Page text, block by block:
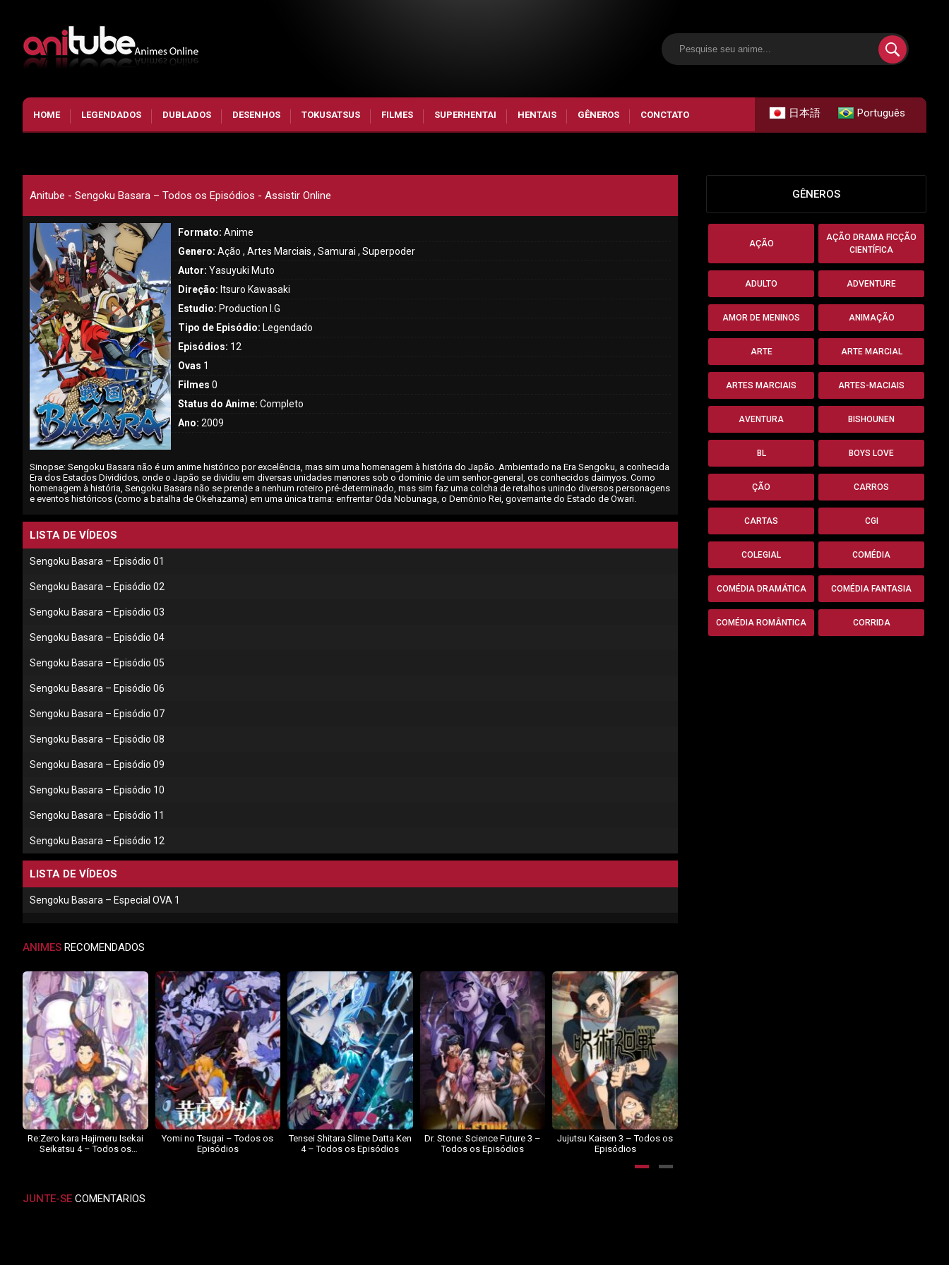
HOME LEGENDADOS DUBLADOS DESENHOS TOKUSATSUS FILMES SUPERHENTAI HENTAIS GÊNEROS CONCTATO 日本語 Português
Anitube - Sengoku Basara – Todos os Episódios - Assistir Online
Formato: Anime
Genero: Ação , Artes Marciais , Samurai , Superpoder
Autor: Yasuyuki Muto
Direção: Itsuro Kawasaki
Estudio: Production I.G
Tipo de Episódio: Legendado
Episódios: 12
Ovas 1
Filmes 0
Status do Anime: Completo
Ano: 2009
Sinopse: Sengoku Basara não é um anime histórico por excelência, mas sim uma homenagem à história do Japão. Ambientado na Era Sengoku, a conhecida
Era dos Estados Divididos, onde o Japão se dividiu em diversas unidades menores sob o domínio de um senhor-general, os conhecidos daimyos. Como
homenagem à história, Sengoku Basara não se prende a nenhum roteiro pré-determinado, mas sim faz uma colcha de retalhos unindo diversos personagens
e eventos históricos (como a batalha de Okehazama) em uma única trama: enfrentar Oda Nobunaga, o Demônio Rei, governante do Estado de Owari.
LISTA DE VÍDEOS
Sengoku Basara – Episódio 01
Sengoku Basara – Episódio 02
Sengoku Basara – Episódio 03
Sengoku Basara – Episódio 04
Sengoku Basara – Episódio 05
Sengoku Basara – Episódio 06
Sengoku Basara – Episódio 07
Sengoku Basara – Episódio 08
Sengoku Basara – Episódio 09
Sengoku Basara – Episódio 10
Sengoku Basara – Episódio 11
Sengoku Basara – Episódio 12
LISTA DE VÍDEOS
Sengoku Basara – Especial OVA 1
ANIMES RECOMENDADOS
Re:Zero kara Hajimeru Isekai
Seikatsu 4 – Todos os
Yomi no Tsugai – Todos os
Episódios
Tensei Shitara Slime Datta Ken
4 – Todos os Episódios
Dr. Stone: Science Future 3 –
Todos os Episódios
Jujutsu Kaisen 3 – Todos os
Episódios
JUNTE-SE COMENTARIOS
GÊNEROS
AÇÃO
AÇÃO DRAMA FICÇÃO
CIENTÍFICA
ADULTO ADVENTURE
AMOR DE MENINOS ANIMAÇÃO
ARTE ARTE MARCIAL
ARTES MARCIAIS ARTES-MACIAIS
AVENTURA BISHOUNEN
BL BOYS LOVE
ÇÃO CARROS
CARTAS CGI
COLEGIAL COMÉDIA
COMÉDIA DRAMÁTICA COMÉDIA FANTASIA
COMÉDIA ROMÂNTICA CORRIDA